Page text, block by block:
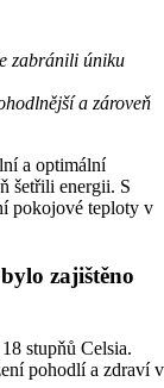
zabránili úniku
a zároveň
a optimální
šetřili energii. S
pokojové teploty v
zajištěno
stupňů Celsia.
pohodlí a zdraví v